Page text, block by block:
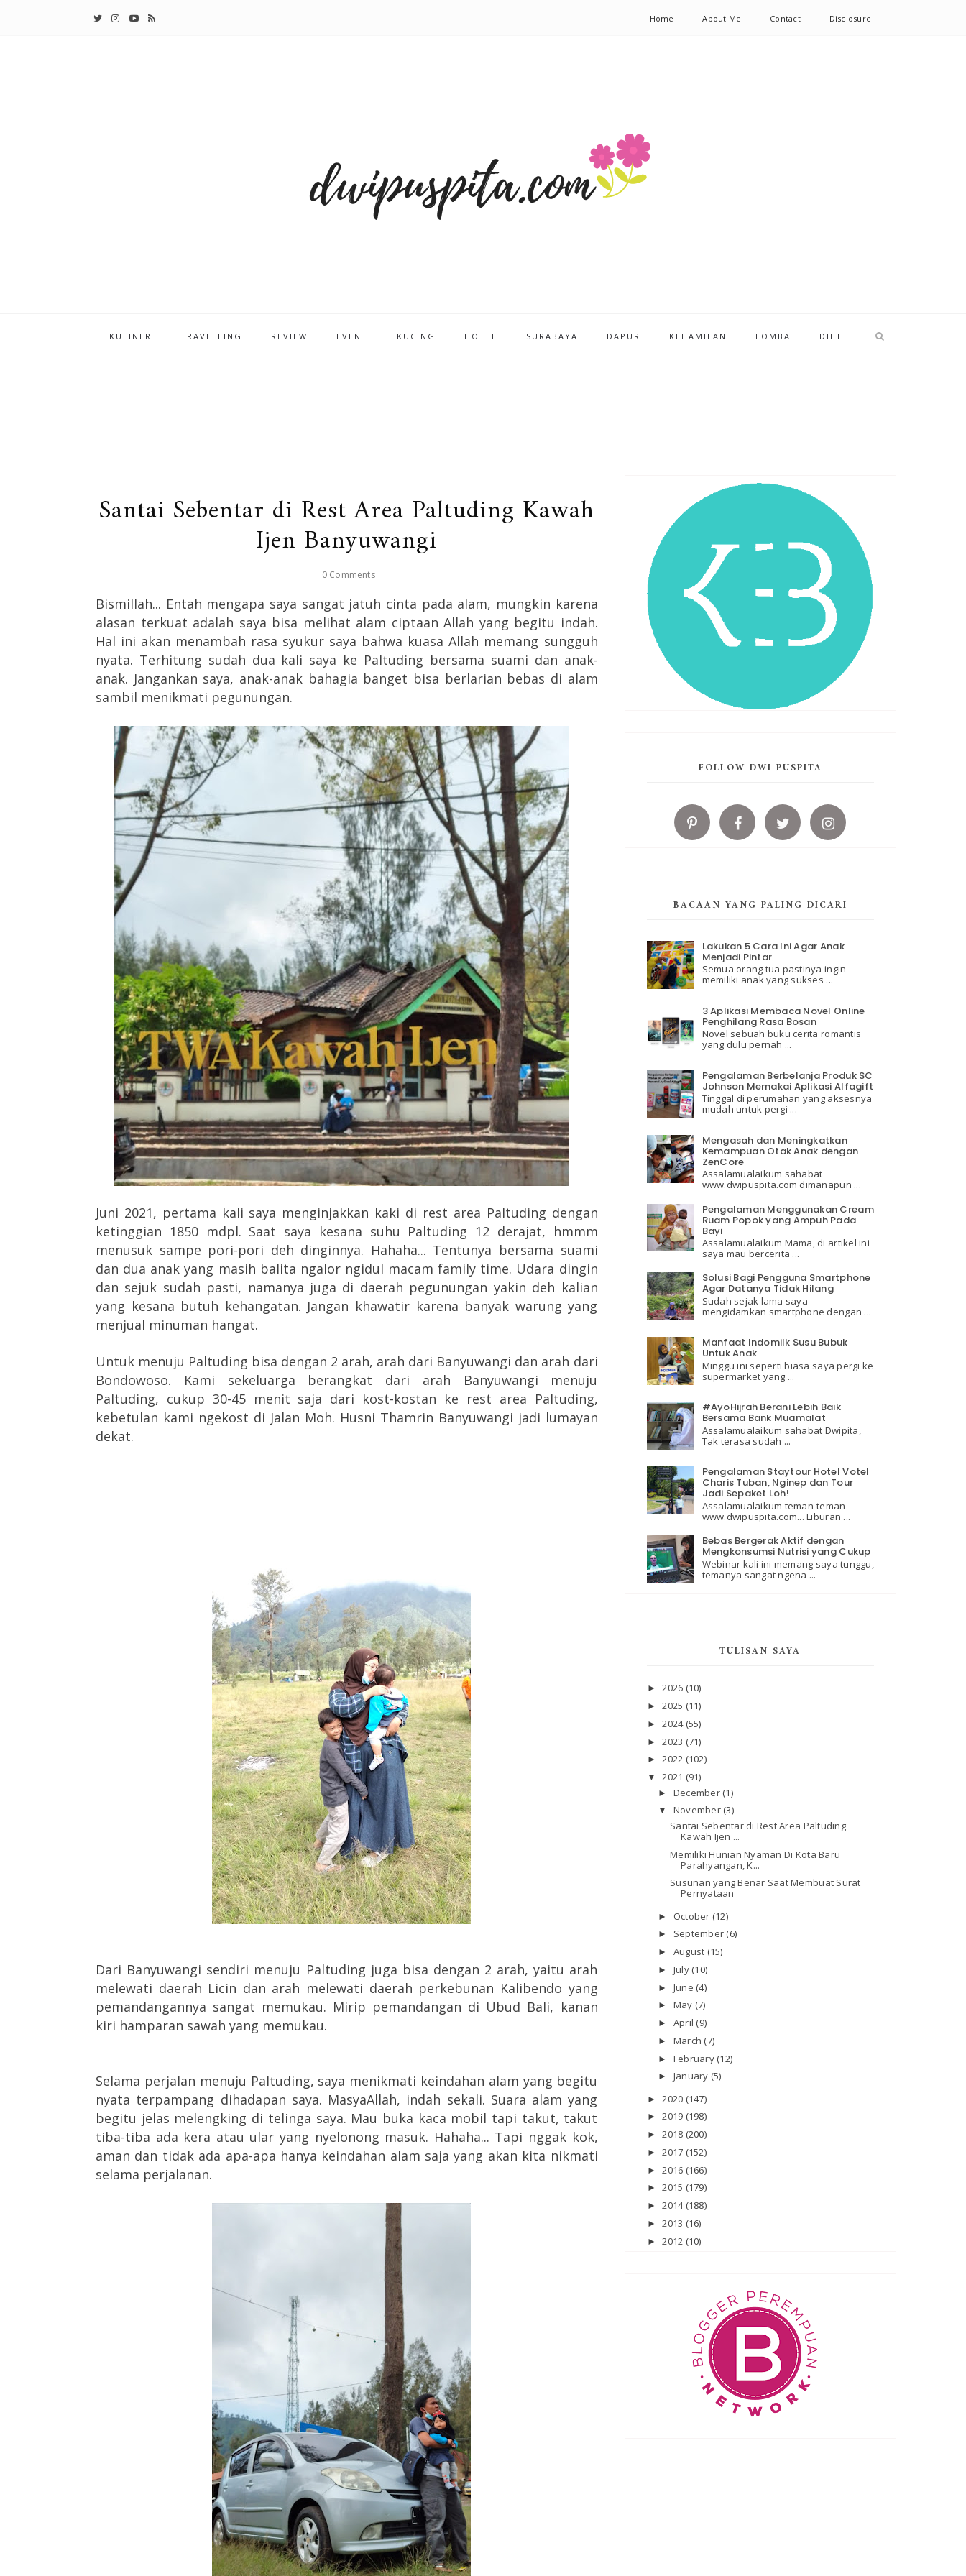
Home About Me Contact Disclosure
KULINER TRAVELLING REVIEW EVENT KUCING HOTEL SURABAYA DAPUR KEHAMILAN LOMBA DIET
Santai Sebentar di Rest Area Paltuding Kawah
Ijen Banyuwangi
0 Comments
Bismillah... Entah mengapa saya sangat jatuh cinta pada alam, mungkin karena
alasan terkuat adalah saya bisa melihat alam ciptaan Allah yang begitu indah.
Hal ini akan menambah rasa syukur saya bahwa kuasa Allah memang sungguh
nyata. Terhitung sudah dua kali saya ke Paltuding bersama suami dan anak-
anak. Jangankan saya, anak-anak bahagia banget bisa berlarian bebas di alam
sambil menikmati pegunungan.
Juni 2021, pertama kali saya menginjakkan kaki di rest area Paltuding dengan
ketinggian 1850 mdpl. Saat saya kesana suhu Paltuding 12 derajat, hmmm
menusuk sampe pori-pori deh dinginnya. Hahaha... Tentunya bersama suami
dan dua anak yang masih balita ngalor ngidul macam family time. Udara dingin
dan sejuk sudah pasti, namanya juga di daerah pegunungan yakin deh kalian
yang kesana butuh kehangatan. Jangan khawatir karena banyak warung yang
menjual minuman hangat.
Untuk menuju Paltuding bisa dengan 2 arah, arah dari Banyuwangi dan arah dari
Bondowoso. Kami sekeluarga berangkat dari arah Banyuwangi menuju
Paltuding, cukup 30-45 menit saja dari kost-kostan ke rest area Paltuding,
kebetulan kami ngekost di Jalan Moh. Husni Thamrin Banyuwangi jadi lumayan
dekat.
Dari Banyuwangi sendiri menuju Paltuding juga bisa dengan 2 arah, yaitu arah
melewati daerah Licin dan arah melewati daerah perkebunan Kalibendo yang
pemandangannya sangat memukau. Mirip pemandangan di Ubud Bali, kanan
kiri hamparan sawah yang memukau.
Selama perjalan menuju Paltuding, saya menikmati keindahan alam yang begitu
nyata terpampang dihadapan saya. MasyaAllah, indah sekali. Suara alam yang
begitu jelas melengking di telinga saya. Mau buka kaca mobil tapi takut, takut
tiba-tiba ada kera atau ular yang nyelonong masuk. Hahaha... Tapi nggak kok,
aman dan tidak ada apa-apa hanya keindahan alam saja yang akan kita nikmati
selama perjalanan.
FOLLOW DWI PUSPITA
BACAAN YANG PALING DICARI
Lakukan 5 Cara Ini Agar Anak
Menjadi Pintar
Semua orang tua pastinya ingin
memiliki anak yang sukses ...
3 Aplikasi Membaca Novel Online
Penghilang Rasa Bosan
Novel sebuah buku cerita romantis
yang dulu pernah ...
Pengalaman Berbelanja Produk SC
Johnson Memakai Aplikasi Alfagift
Tinggal di perumahan yang aksesnya
mudah untuk pergi ...
Mengasah dan Meningkatkan
Kemampuan Otak Anak dengan
ZenCore
Assalamualaikum sahabat
www.dwipuspita.com dimanapun ...
Pengalaman Menggunakan Cream
Ruam Popok yang Ampuh Pada
Bayi
Assalamualaikum Mama, di artikel ini
saya mau bercerita ...
Solusi Bagi Pengguna Smartphone
Agar Datanya Tidak Hilang
Sudah sejak lama saya
mengidamkan smartphone dengan ...
Manfaat Indomilk Susu Bubuk
Untuk Anak
Minggu ini seperti biasa saya pergi ke
supermarket yang ...
#AyoHijrah Berani Lebih Baik
Bersama Bank Muamalat
Assalamualaikum sahabat Dwipita,
Tak terasa sudah ...
Pengalaman Staytour Hotel Votel
Charis Tuban, Nginep dan Tour
Jadi Sepaket Loh!
Assalamualaikum teman-teman
www.dwipuspita.com... Liburan ...
Bebas Bergerak Aktif dengan
Mengkonsumsi Nutrisi yang Cukup
Webinar kali ini memang saya tunggu,
temanya sangat ngena ...
TULISAN SAYA
►2026 (10)
►2025 (11)
►2024 (55)
►2023 (71)
►2022 (102)
▼2021 (91)
► December (1)
▼ November (3)
Santai Sebentar di Rest Area Paltuding
Kawah Ijen ...
Memiliki Hunian Nyaman Di Kota Baru
Parahyangan, K...
Susunan yang Benar Saat Membuat Surat
Pernyataan
► October (12)
► September (6)
► August (15)
► July (10)
► June (4)
► May (7)
► April (9)
► March (7)
► February (12)
► January (5)
►2020 (147)
►2019 (198)
►2018 (200)
►2017 (152)
►2016 (166)
►2015 (179)
►2014 (188)
►2013 (16)
►2012 (10)